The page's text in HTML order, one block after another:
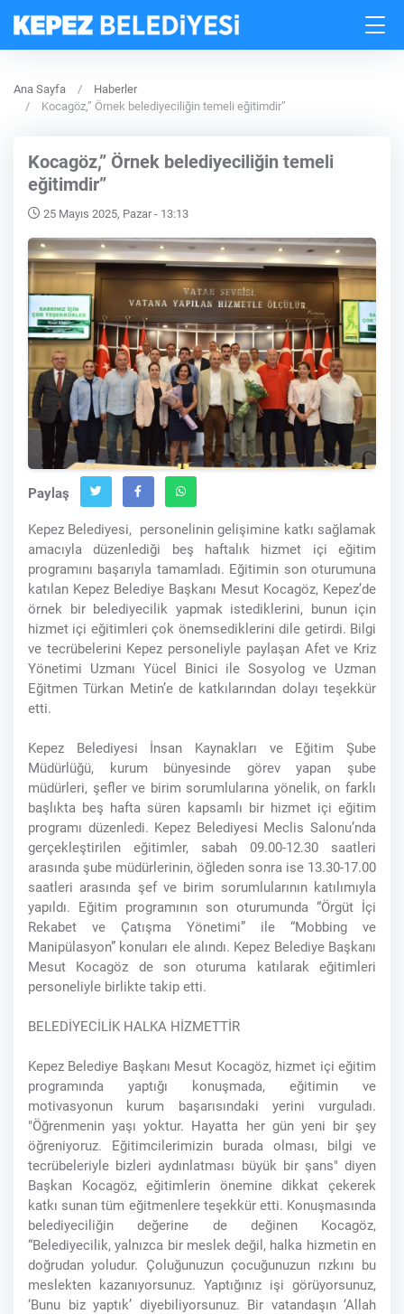
Ana Sayfa
Haberler
Kocagöz,” Örnek belediyeciliğin temeli eğitimdir”
Kocagöz,” Örnek belediyeciliğin temeli
eğitimdir”
25 Mayıs 2025, Pazar - 13:13
Paylaş
Kepez Belediyesi, personelinin gelişimine katkı sağlamak
amacıyla düzenlediği beş haftalık hizmet içi eğitim
programını başarıyla tamamladı. Eğitimin son oturumuna
katılan Kepez Belediye Başkanı Mesut Kocagöz, Kepez’de
örnek bir belediyecilik yapmak istediklerini, bunun için
hizmet içi eğitimleri çok önemsediklerini dile getirdi. Bilgi
ve tecrübelerini Kepez personeliyle paylaşan Afet ve Kriz
Yönetimi Uzmanı Yücel Binici ile Sosyolog ve Uzman
Eğitmen Türkan Metin’e de katkılarından dolayı teşekkür
etti.
Kepez Belediyesi İnsan Kaynakları ve Eğitim Şube
Müdürlüğü, kurum bünyesinde görev yapan şube
müdürleri, şefler ve birim sorumlularına yönelik, on farklı
başlıkta beş hafta süren kapsamlı bir hizmet içi eğitim
programı düzenledi. Kepez Belediyesi Meclis Salonu’nda
gerçekleştirilen eğitimler, sabah 09.00-12.30 saatleri
arasında şube müdürlerinin, öğleden sonra ise 13.30-17.00
saatleri arasında şef ve birim sorumlularının katılımıyla
yapıldı. Eğitim programının son oturumunda “Örgüt İçi
Rekabet ve Çatışma Yönetimi” ile “Mobbing ve
Manipülasyon” konuları ele alındı. Kepez Belediye Başkanı
Mesut Kocagöz de son oturuma katılarak eğitimleri
personeliyle birlikte takip etti.
BELEDİYECİLİK HALKA HİZMETTİR
Kepez Belediye Başkanı Mesut Kocagöz, hizmet içi eğitim
programında yaptığı konuşmada, eğitimin ve
motivasyonun kurum başarısındaki yerini vurguladı.
"Öğrenmenin yaşı yoktur. Hayatta her gün yeni bir şey
öğreniyoruz. Eğitimcilerimizin burada olması, bilgi ve
tecrübeleriyle bizleri aydınlatması büyük bir şans" diyen
Başkan Kocagöz, eğitimlerin önemine dikkat çekerek
katkı sunan tüm eğitmenlere teşekkür etti. Konuşmasında
belediyeciliğin değerine de değinen Kocagöz,
“Belediyecilik, yalnızca bir meslek değil, halka hizmetin en
doğrudan yoludur. Çoluğunuzun çocuğunuzun rızkını bu
meslekten kazanıyorsunuz. Yaptığınız işi görüyorsunuz,
‘Bunu biz yaptık’ diyebiliyorsunuz. Bir vatandaşın ‘Allah